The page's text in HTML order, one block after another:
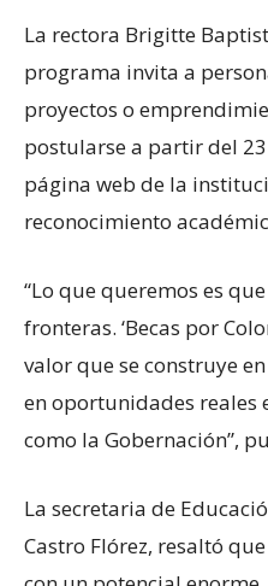
La rectora Brigitte
programa invita a
proyectos o
postularse a partir del
página web de la
reconocimiento
“Lo que queremos es
fronteras. ‘Becas por
valor que se construye
en oportunidades reales
como la Gobernación”,
La secretaria de
Castro Flórez, resaltó